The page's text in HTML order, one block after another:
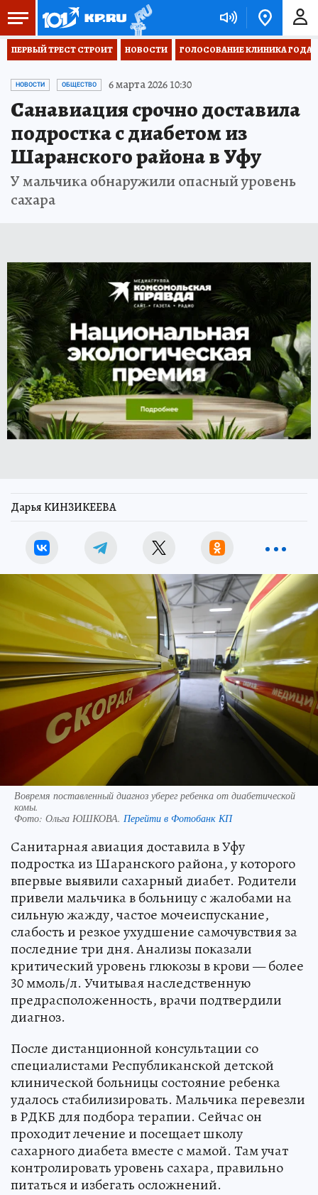
ПЕРВЫЙ ТРЕСТ СТРОИТ НОВОСТИ ГОЛОСОВАНИЕ КЛИНИКА ГОДА
НОВОСТИ ОБЩЕСТВО 6 марта 2026 10:30
Санавиация срочно доставила
подростка с диабетом из
Шаранского района в Уфу
У мальчика обнаружили опасный уровень
сахара
Дарья КИНЗИКЕЕВА
Вовремя поставленный диагноз уберег ребенка от диабетической
комы.
Фото: Ольга ЮШКОВА. Перейти в Фотобанк КП
Санитарная авиация доставила в Уфу
подростка из Шаранского района, у которого
впервые выявили сахарный диабет. Родители
привели мальчика в больницу с жалобами на
сильную жажду, частое мочеиспускание,
слабость и резкое ухудшение самочувствия за
последние три дня. Анализы показали
критический уровень глюкозы в крови — более
30 ммоль/л. Учитывая наследственную
предрасположенность, врачи подтвердили
диагноз.
После дистанционной консультации со
специалистами Республиканской детской
клинической больницы состояние ребенка
удалось стабилизировать. Мальчика перевезли
в РДКБ для подбора терапии. Сейчас он
проходит лечение и посещает школу
сахарного диабета вместе с мамой. Там учат
контролировать уровень сахара, правильно
питаться и избегать осложнений.